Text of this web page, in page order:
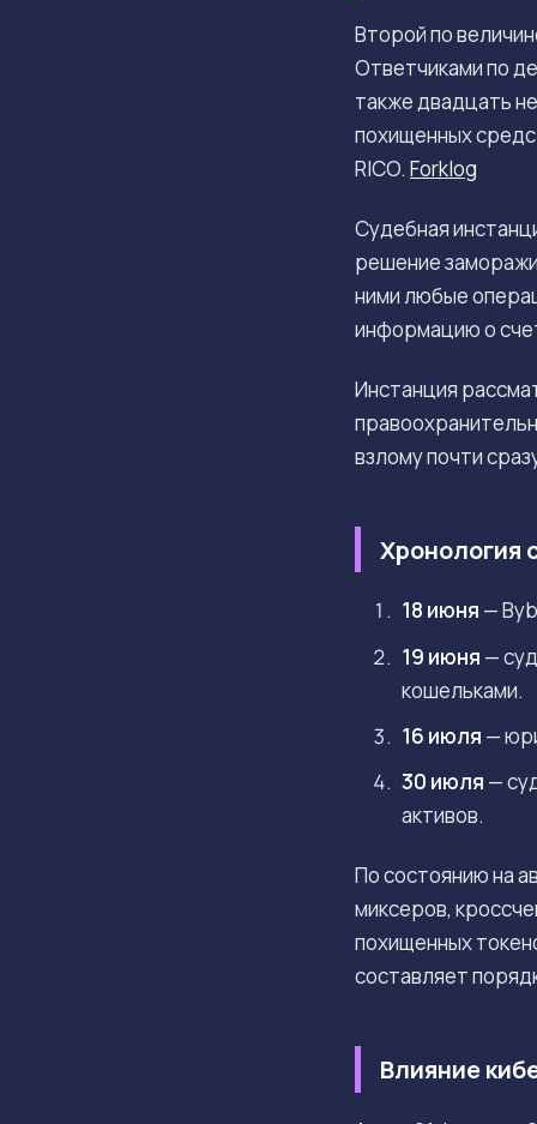
Второй по
Ответчиками по
также двадцать
похищенных
RICO. Forklog
Судебная
решение
ними любые
информацию о
Инстанция
взлому почти
Хронология
18 июня —
19 июня —
кошельками.
16 июля —
30 июля —
активов.
По состоянию на
миксеров,
похищенных
составляет
Влияние